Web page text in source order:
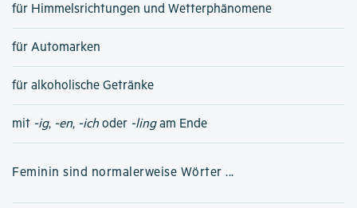
für Himmelsrichtungen und Wetterphänomene
für Automarken
für alkoholische Getränke
mit -ig, -en, -ich oder -lingam Ende
Feminin sind normalerweise Wörter ...